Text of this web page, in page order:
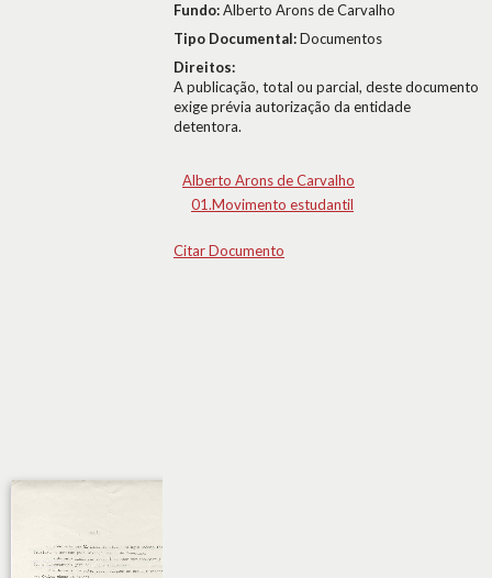
Fundo:Alberto Arons de Carvalho
Tipo Documental:Documentos
Direitos:
A publicação, total ou parcial, deste documento
exige prévia autorização da entidade
detentora.
Alberto Arons de Carvalho
01.Movimento estudantil
Citar Documento